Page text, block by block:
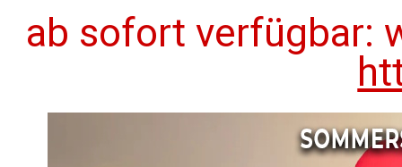
ab sofort verfügbar: